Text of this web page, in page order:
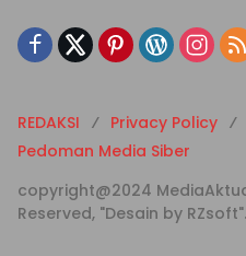
REDAKSI Privacy Policy
Pedoman Media Siber
copyright@2024
Reserved, "Desain by RZsoft".